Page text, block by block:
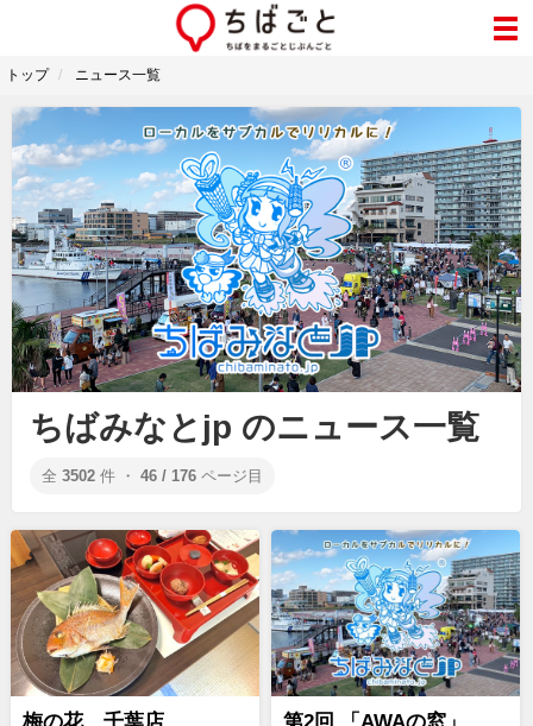
トップ ニュース一覧
ちばみなとjp のニュース一覧
全 3502 件 ・ 46 / 176 ページ目